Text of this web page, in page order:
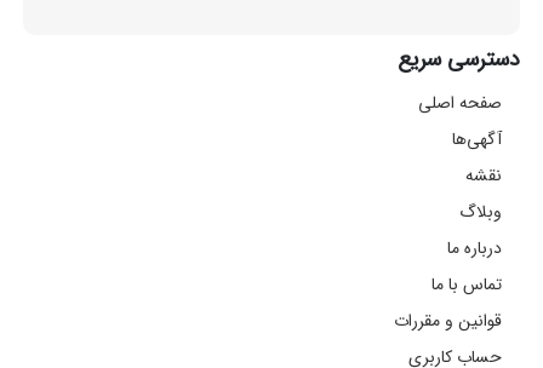
دسترسی سریع
صفحه اصلی
آگهی‌ها
نقشه
وبلاگ
درباره ما
تماس با ما
قوانین و مقررات
حساب کاربری